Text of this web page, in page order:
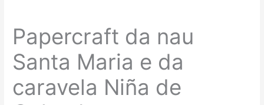
Papercraft da nau
Santa Maria e da
caravela Niña de